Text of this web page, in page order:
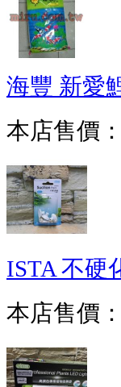
海豐 新愛
本店售價：
ISTA 不硬
本店售價：